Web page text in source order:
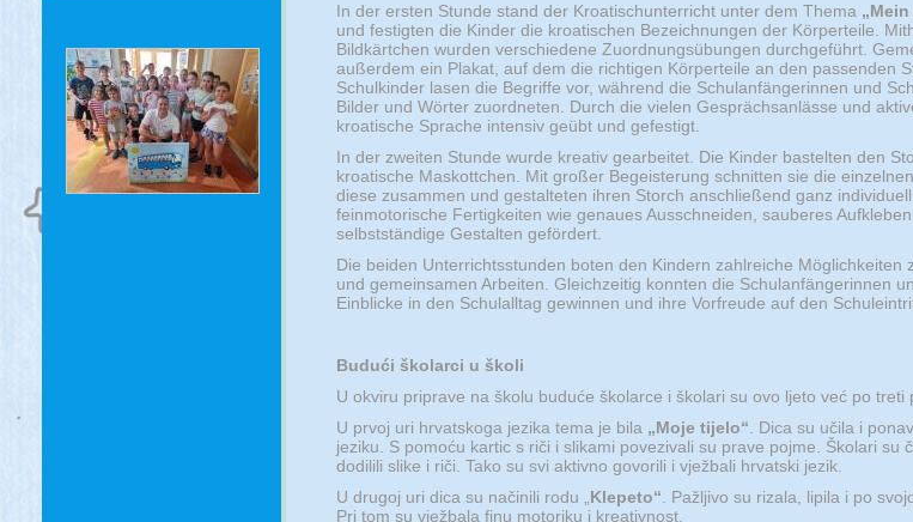
In der ersten Stunde stand der Kroatischunterricht unter dem Thema
und festigten die Kinder die kroatischen Bezeichnungen der Körperteile.
Bildkärtchen wurden verschiedene Zuordnungsübungen durchgeführt.
außerdem ein Plakat, auf dem die richtigen Körperteile an den passenden
Schulkinder lasen die Begriffe vor, während die Schulanfängerinnen und
Bilder und Wörter zuordneten. Durch die vielen Gesprächsanlässe und
kroatische Sprache intensiv geübt und gefestigt.
In der zweiten Stunde wurde kreativ gearbeitet. Die Kinder bastelten den
kroatische Maskottchen. Mit großer Begeisterung schnitten sie die
diese zusammen und gestalteten ihren Storch anschließend ganz
feinmotorische Fertigkeiten wie genaues Ausschneiden, sauberes
selbstständige Gestalten gefördert.
Die beiden Unterrichtsstunden boten den Kindern zahlreiche Möglichkeiten
und gemeinsamen Arbeiten. Gleichzeitig konnten die Schulanfängerinnen
Einblicke in den Schulalltag gewinnen und ihre Vorfreude auf den
Budući školarci u školi
U okviru priprave na školu buduće školarce i školari su ovo ljeto već po treti
U prvoj uri hrvatskoga jezika tema je bila „Moje tijelo“ . Dica su učila i
jeziku. S pomoću kartic s riči i slikami povezivali su prave pojme. Školari su
dodilili slike i riči. Tako su svi aktivno govorili i vježbali hrvatski jezik.
U drugoj uri dica su načinili rodu „ Klepeto“ . Pažljivo su rizala, lipila i po
Pri tom su vježbala finu motoriku i kreativnost.